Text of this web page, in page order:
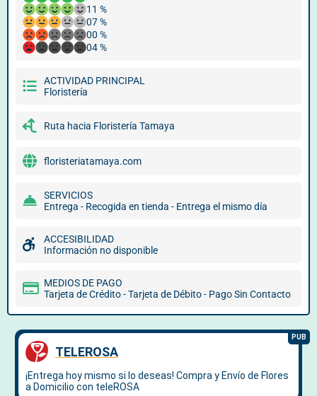
11 %
07 %
00 %
04 %
ACTIVIDAD PRINCIPAL
Floristería
Ruta hacia Floristería Tamaya
floristeriatamaya.com
SERVICIOS
Entrega - Recogida en tienda - Entrega el mismo día
ACCESIBILIDAD
Información no disponible
MEDIOS DE PAGO
Tarjeta de Crédito - Tarjeta de Débito - Pago Sin Contacto